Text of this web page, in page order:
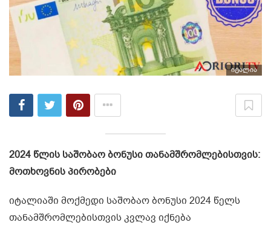
იტალია
2024 წლის საშობაო ბონუსი თანამშრომლებისთვის:
მოთხოვნის პირობები
იტალიაში მოქმედი საშობაო ბონუსი 2024 წელს
თანამშრომლებისთვის კვლავ იქნება